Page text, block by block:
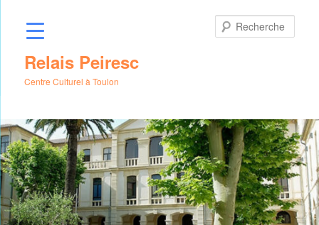
contenu
Relais Peiresc
Centre Culturel à Toulon